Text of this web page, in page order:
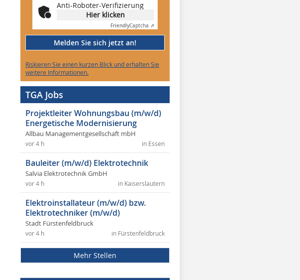
Anti-Roboter-Verifizierung
Hier klicken
FriendlyCaptcha ⇗
Melden Sie sich jetzt an!
Riskieren Sie einen kurzen Blick und erhalten Sie
weitere Informationen.
TGA Jobs
Projektleiter Wohnungsbau (m/w/d)
Energetische Modernisierung
Allbau Managementgesellschaft mbH
in Essen
vor 4 h
Bauleiter (m/w/d) Elektrotechnik
Salvia Elektrotechnik GmbH
in Kaiserslautern
vor 4 h
Elektroinstallateur (m/w/d) bzw.
Elektrotechniker (m/w/d)
Stadt Fürstenfeldbruck
in Fürstenfeldbruck
vor 4 h
Mehr Stellen